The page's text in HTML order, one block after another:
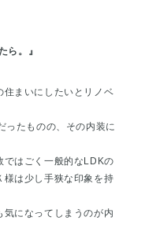
ら。』
住まいにしたいとリノベ
ったものの、その内装に
ではごく一般的なLDKの
様は少し手狭な印象を持
になってしまうのが内